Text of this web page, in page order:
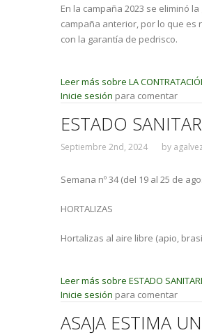
En la campaña 2023 se eliminó
campaña anterior, por lo que es
con la garantía de pedrisco.
Leer más sobre LA
Inicie sesión para comentar
ESTADO
Septiembre 2nd, 2024 by
Semana nº 34 (del 19 al 25 de
HORTALIZAS
Hortalizas al aire libre (apio,
Leer más sobre ESTADO
Inicie sesión para comentar
ASAJA ESTIMA